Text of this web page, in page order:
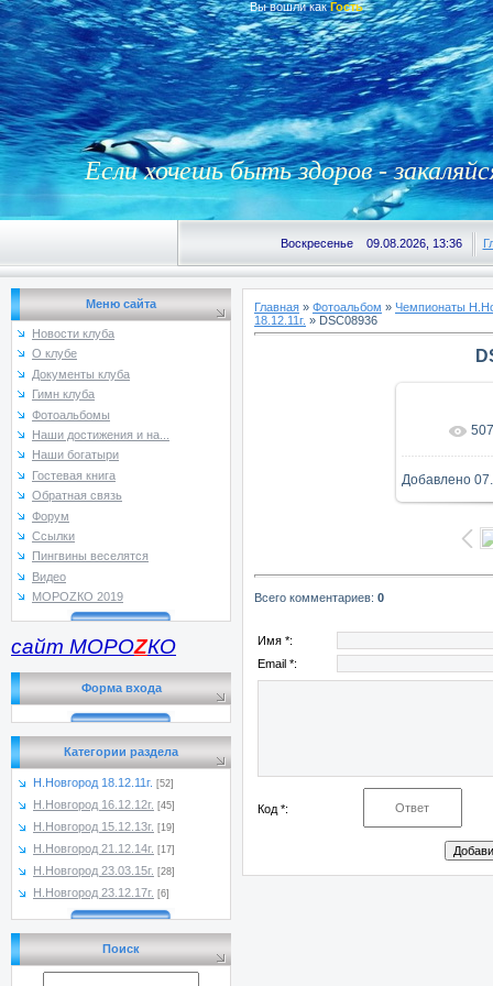
Вы вошли как Гость
Если хочешь быть здоров -
Воскресенье 09.08.2026, 13:36
Меню сайта
Новости клуба
О клубе
Документы клуба
Гимн клуба
Фотоальбомы
Наши достижения и на...
Наши богатыри
Гостевая книга
Обратная связь
Форум
Ссылки
Пингвины веселятся
Видео
МОРОZКО 2019
сайт МОРОZКО
Форма входа
Категории раздела
Н.Новгород 18.12.11г. [52]
Н.Новгород 16.12.12г. [45]
Н.Новгород 15.12.13г. [19]
Н.Новгород 21.12.14г. [17]
Н.Новгород 23.03.15г. [28]
Н.Новгород 23.12.17г. [6]
Поиск
Главная » Фотоальбом » Чемпионаты
18.12.11г. » DSC08936
В 507
Добавлено
Всего комментариев: 0
Имя *:
Email *:
Код *: